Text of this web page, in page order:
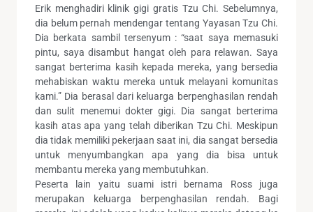
Erik menghadiri klinik gigi gratis Tzu Chi. Sebelumnya,
dia belum pernah mendengar tentang Yayasan Tzu Chi.
Dia berkata sambil tersenyum : “saat saya memasuki
pintu, saya disambut hangat oleh para relawan. Saya
sangat berterima kasih kepada mereka, yang bersedia
mehabiskan waktu mereka untuk melayani komunitas
kami.” Dia berasal dari keluarga berpenghasilan rendah
dan sulit menemui dokter gigi. Dia sangat berterima
kasih atas apa yang telah diberikan Tzu Chi. Meskipun
dia tidak memiliki pekerjaan saat ini, dia sangat bersedia
untuk menyumbangkan apa yang dia bisa untuk
membantu mereka yang membutuhkan.
Peserta lain yaitu suami istri bernama Ross juga
merupakan keluarga berpenghasilan rendah. Bagi